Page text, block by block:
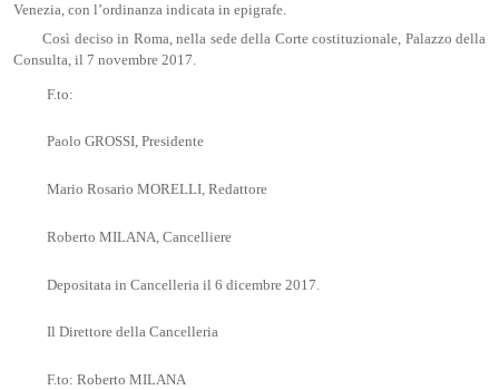
Venezia, con l’ordinanza indicata in epigrafe.
Così deciso in Roma, nella sede della Corte costituzionale, Palazzo della
Consulta, il 7 novembre 2017.
F.to:
Paolo GROSSI, Presidente
Mario Rosario MORELLI, Redattore
Roberto MILANA, Cancelliere
Depositata in Cancelleria il 6 dicembre 2017.
Il Direttore della Cancelleria
F.to: Roberto MILANA